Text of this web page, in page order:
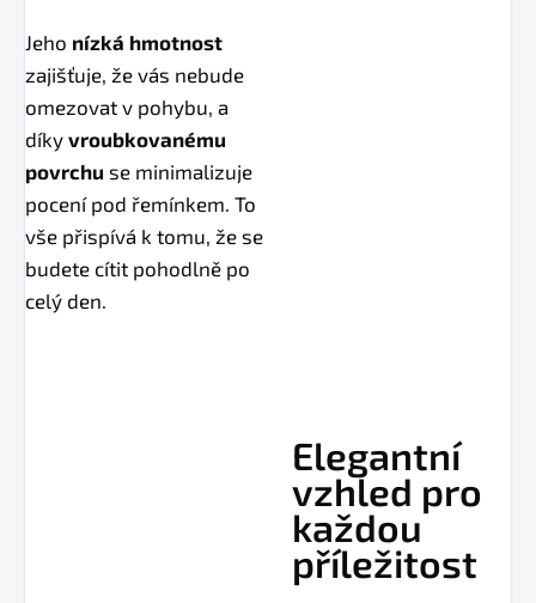
Jeho nízká hmotnost
zajišťuje, že vás nebude
omezovat v pohybu, a
díky vroubkovanému
povrchu se minimalizuje
pocení pod řemínkem. To
vše přispívá k tomu, že se
budete cítit pohodlně po
celý den.
Elegantní
vzhled pro
každou
příležitost